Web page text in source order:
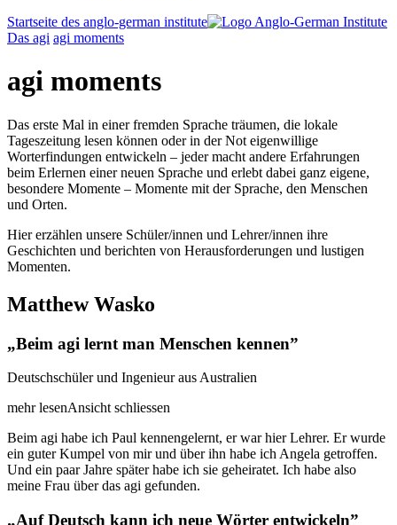
Startseite des anglo-german institute
Das agi agi moments
agi moments
Das erste Mal in einer fremden Sprache träumen, die lokale
Tageszeitung lesen können oder in der Not eigenwillige
Worterfindungen entwickeln – jeder macht andere Erfahrungen
beim Erlernen einer neuen Sprache und erlebt dabei ganz eigene,
besondere Momente – Momente mit der Sprache, den Menschen
und Orten.
Hier erzählen unsere Schüler/innen und Lehrer/innen ihre
Geschichten und berichten von Herausforderungen und lustigen
Momenten.
Matthew Wasko
„Beim agi lernt man Menschen kennen”
Deutschschüler und Ingenieur aus Australien
mehr lesenAnsicht schliessen
Beim agi habe ich Paul kennengelernt, er war hier Lehrer. Er wurde
ein guter Kumpel von mir und über ihn habe ich Angela getroffen.
Und ein paar Jahre später habe ich sie geheiratet. Ich habe also
meine Frau über das agi gefunden.
„Auf Deutsch kann ich neue Wörter entwickeln”